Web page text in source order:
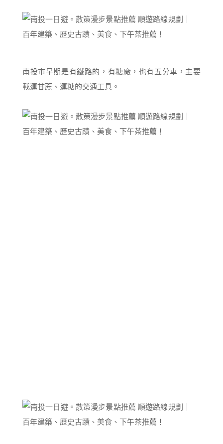
南投市早期是有鐵路的，有糖廠，也有五分車，主要
載運甘蔗、運糖的交通工具。